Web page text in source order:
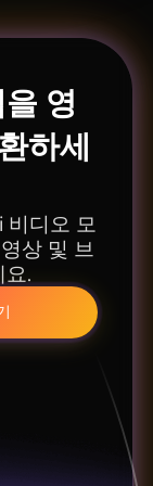
영
하세
비디오 모
상 및 브
.